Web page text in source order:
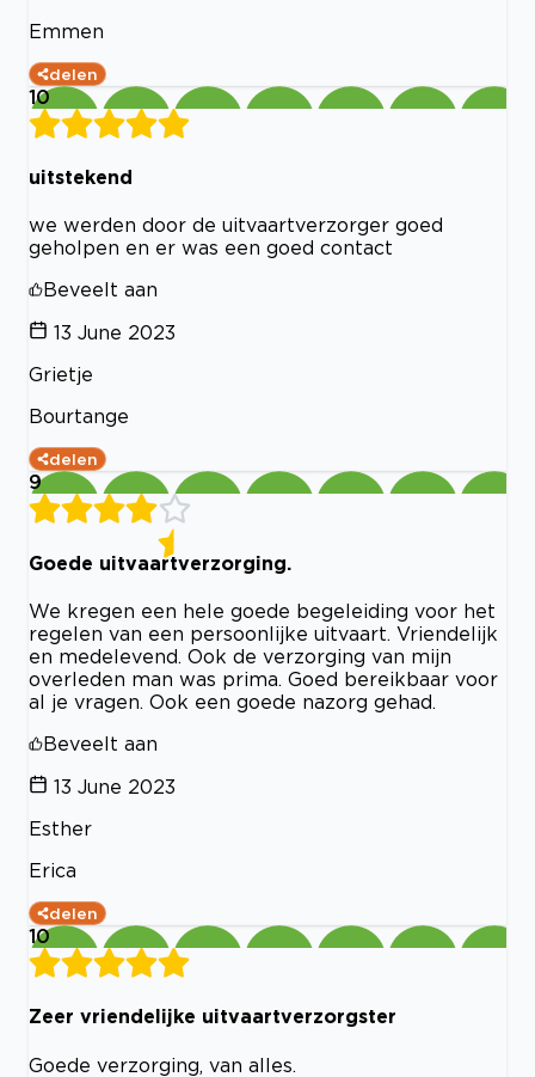
Emmen
delen
10
uitstekend
we werden door de uitvaartverzorger goed
geholpen en er was een goed contact
Beveelt aan
13 June 2023
Grietje
Bourtange
delen
9
Goede uitvaartverzorging.
We kregen een hele goede begeleiding voor het
regelen van een persoonlijke uitvaart. Vriendelijk
en medelevend. Ook de verzorging van mijn
overleden man was prima. Goed bereikbaar voor
al je vragen. Ook een goede nazorg gehad.
Beveelt aan
13 June 2023
Esther
Erica
delen
10
Zeer vriendelijke uitvaartverzorgster
Goede verzorging, van alles.